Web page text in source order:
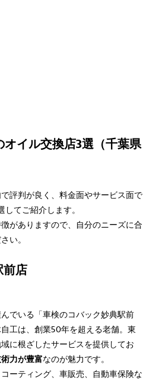
イル交換店3選（千葉県
評判が良く、料金面やサービス面で
てご紹介します。
がありますので、自分のニーズに合
い。
前店
でいる「車検のコバック妙典駅前
工は、創業50年を超える老舗。東
に根ざしたサービスを提供してお
力が豊富なのが魅力です。
ーティング、車販売、自動車保険な